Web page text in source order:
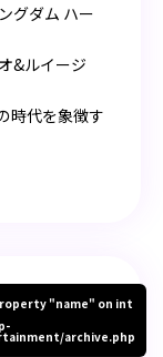
グダム ハー
&ルイージ
時代を象徴す
"name" on int
archive.php